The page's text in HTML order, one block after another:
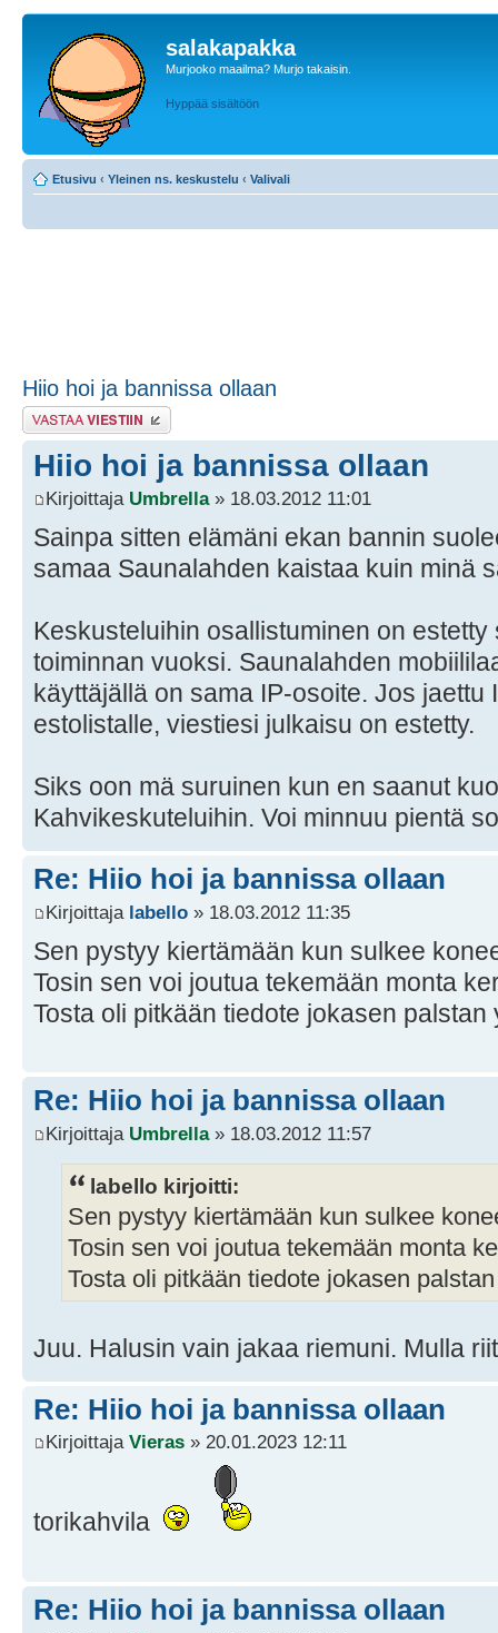
salakapakka
Murjooko maailma? Murjo takaisin.
Hyppää sisältöön
Etusivu ‹ Yleinen ns. keskustelu ‹ Valivali
Hiio hoi ja bannissa ollaan
Lähetä vastaus
Hiio hoi ja bannissa ollaan
Kirjoittaja Umbrella» 18.03.2012 11:01
Sainpa sitten elämäni ekan bannin
samaa Saunalahden kaistaa kuin minä
Keskusteluihin osallistuminen on
toiminnan vuoksi. Saunalahden
käyttäjällä on sama IP-osoite. Jos jaettu
estolistalle, viestiesi julkaisu on estetty.
Siks oon mä suruinen kun en saanut
Kahvikeskuteluihin. Voi minnuu pientä
Re: Hiio hoi ja bannissa ollaan
Kirjoittaja labello » 18.03.2012 11:35
Sen pystyy kiertämään kun sulkee
Tosin sen voi joutua tekemään monta
Tosta oli pitkään tiedote jokasen palstan
Re: Hiio hoi ja bannissa ollaan
Kirjoittaja Umbrella» 18.03.2012 11:57
labello kirjoitti:
Sen pystyy kiertämään kun sulkee
Tosin sen voi joutua tekemään monta
Tosta oli pitkään tiedote jokasen
Juu. Halusin vain jakaa riemuni. Mulla
Re: Hiio hoi ja bannissa ollaan
Kirjoittaja Vieras » 20.01.2023 12:11
torikahvila
Re: Hiio hoi ja bannissa ollaan